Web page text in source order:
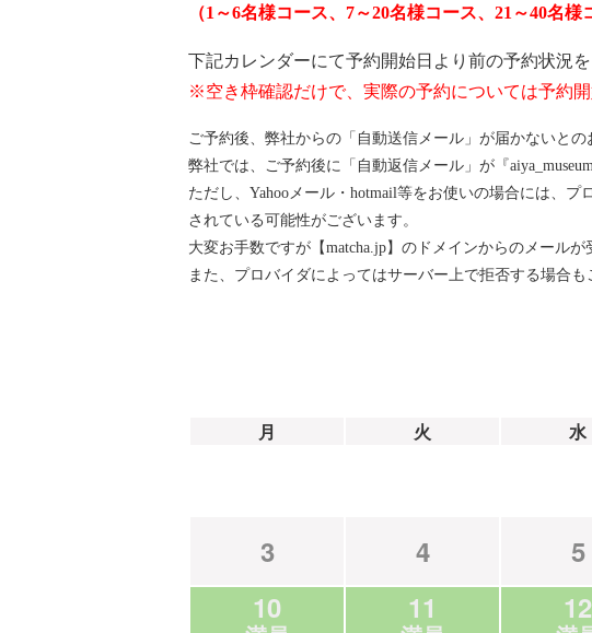
（1～6名様コース、7～20名様コース、21～40名
下記カレンダーにて予約開始日より前の予約状況
※空き枠確認だけで、実際の予約については予約開
ご予約後、弊社からの「自動送信メール」が届かないとの
弊社では、ご予約後に「自動返信メール」が『
ただし、Yahooメール・hotmail等をお使いの場合には、
されている可能性がございます。
大変お手数ですが【matcha.jp】のドメインからのメール
また、プロバイダによってはサーバー上で拒否する場合
月 火 水
3
4 5
10 11 12